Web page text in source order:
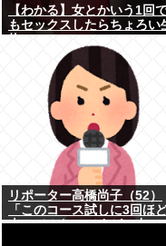
【わかる】女とかいう1回
もセックスしたらちょろい
リポーター高橋尚子（52）
「このコース試しに3回ほ
走ってみたのですが、中々